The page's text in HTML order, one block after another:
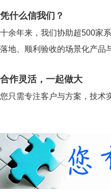
凭什么信我们？
十余年来，我们协助超500家
落地、顺利验收的场景化产品
合作灵活，一起做大
您只需专注客户与方案，技术